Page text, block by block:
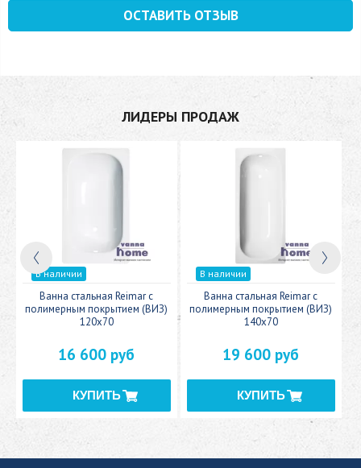
ОСТАВИТЬ ОТЗЫВ
ЛИДЕРЫ ПРОДАЖ
В наличии
Ванна стальная Reimar с
полимерным покрытием (ВИЗ)
120x70
16 600 руб
В наличии
Ванна стальная Reimar с
полимерным покрытием (ВИЗ)
140x70
19 600 руб